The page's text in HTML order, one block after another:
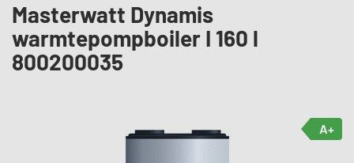
Masterwatt Dynamis
warmtepompboiler I 160 l
800200035
A+